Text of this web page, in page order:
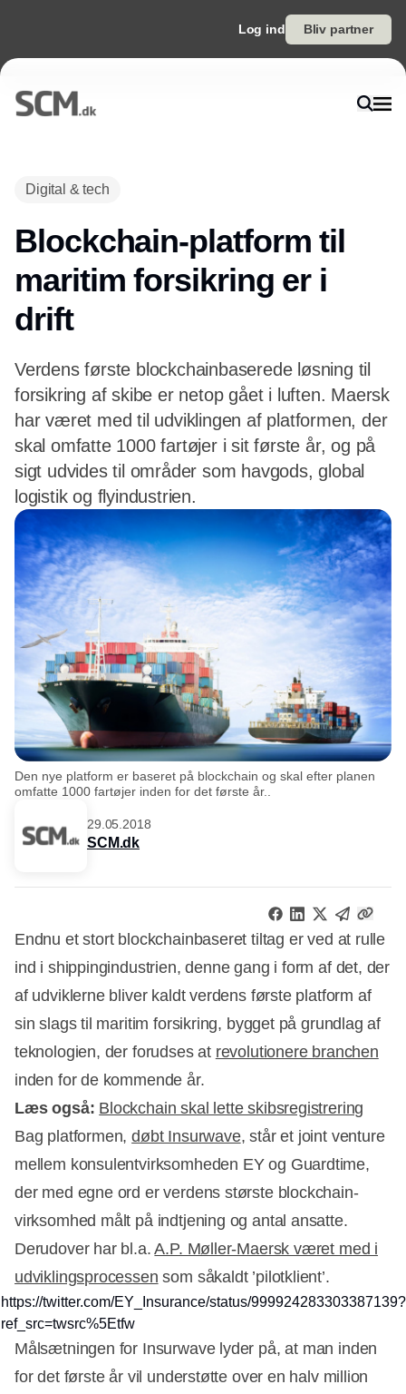
Log ind Bliv partner
Digital & tech
Blockchain-platform til
maritim forsikring er i
drift
Verdens første blockchainbaserede løsning til
forsikring af skibe er netop gået i luften. Maersk
har været med til udviklingen af platformen, der
skal omfatte 1000 fartøjer i sit første år, og på
sigt udvides til områder som havgods, global
logistik og flyindustrien.
Den nye platform er baseret på blockchain og skal efter planen
omfatte 1000 fartøjer inden for det første år..
29.05.2018
SCM.dk
Endnu et stort blockchainbaseret tiltag er ved at rulle
ind i shippingindustrien, denne gang i form af det, der
af udviklerne bliver kaldt verdens første platform af
sin slags til maritim forsikring, bygget på grundlag af
teknologien, der forudses at revolutionere branchen
inden for de kommende år.
Læs også: Blockchain skal lette skibsregistrering
Bag platformen,døbt Insurwave, står et joint venture
mellem konsulentvirksomheden EY og Guardtime,
der med egne ord er verdens største blockchain-
virksomhed målt på indtjening og antal ansatte.
Derudover har bl.a.A.P. Møller-Maersk været med i
udviklingsprocessen som såkaldt ’pilotklient’.
https://twitter.com/EY_Insurance/status/999924283303387139?
ref_src=twsrc%5Etfw
Målsætningen for Insurwave lyder på, at man inden
for det første år vil understøtte over en halv million